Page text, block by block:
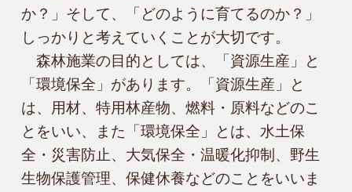
か？」そして、「どのように育てるのか？」
しっかりと考えていくことが大切です。
森林施業の目的としては、「資源生産」と
「環境保全」があります。「資源生産」と
は、用材、特用林産物、燃料・原料などのこ
とをいい、また「環境保全」とは、水土保
全・災害防止、大気保全・温暖化抑制、野生
生物保護管理、保健休養などのことをいいま